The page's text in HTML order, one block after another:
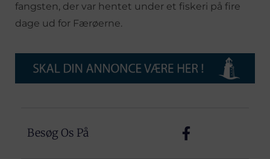
fangsten, der var hentet under et fiskeri på fire
dage ud for Færøerne.
Besøg Os På